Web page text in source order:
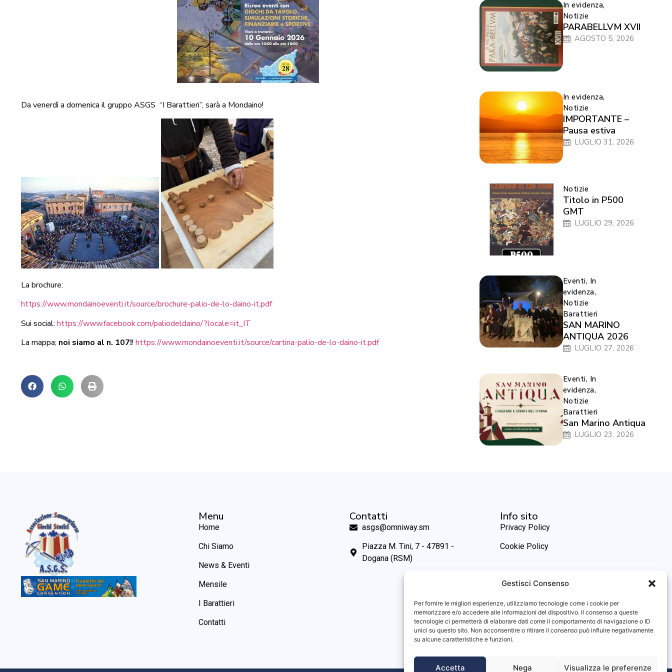
Gestisci Consenso
Per fornire le migliori esperienze, utilizziamo tecnologie come i cookie per
memorizzare e/o accedere alle informazioni del dispositivo. Il consenso a queste
tecnologie ci permetterà di elaborare dati come il comportamento di navigazione o ID
unici su questo sito. Non acconsentire o ritirare il consenso può influire negativamente
su alcune caratteristiche e funzioni.
Accetta Nega Visualizza le preferenze
Da venerdì a domenica il gruppo ASGS “I Barattieri”, sarà a Mondaino!
La brochure:
https://www.mondainoeventi.it/source/brochure-palio-de-lo-daino-it.pdf
Sui social: https://www.facebook.com/paliodeldaino/?locale=it_IT
La mappa; noi siamo al n. 107!! https://www.mondainoeventi.it/source/cartina-palio-de-lo-daino-it.pdf
In evidenza,
Notizie
PARABELLVM XVII
AGOSTO 5, 2026
In evidenza,
Notizie
IMPORTANTE –
Pausa estiva
LUGLIO 31, 2026
Notizie
Titolo in P500
GMT
LUGLIO 29, 2026
Eventi, In
evidenza,
Notizie
Barattieri
SAN MARINO
ANTIQUA 2026
LUGLIO 27, 2026
Eventi, In
evidenza,
Notizie
Barattieri
San Marino Antiqua
LUGLIO 23, 2026
Menu
Home
Chi Siamo
News & Eventi
Mensile
I Barattieri
Contatti
Contatti
asgs@omniway.sm
Piazza M. Tini, 7 - 47891 -
Dogana (RSM)
Info sito
Privacy Policy
Cookie Policy